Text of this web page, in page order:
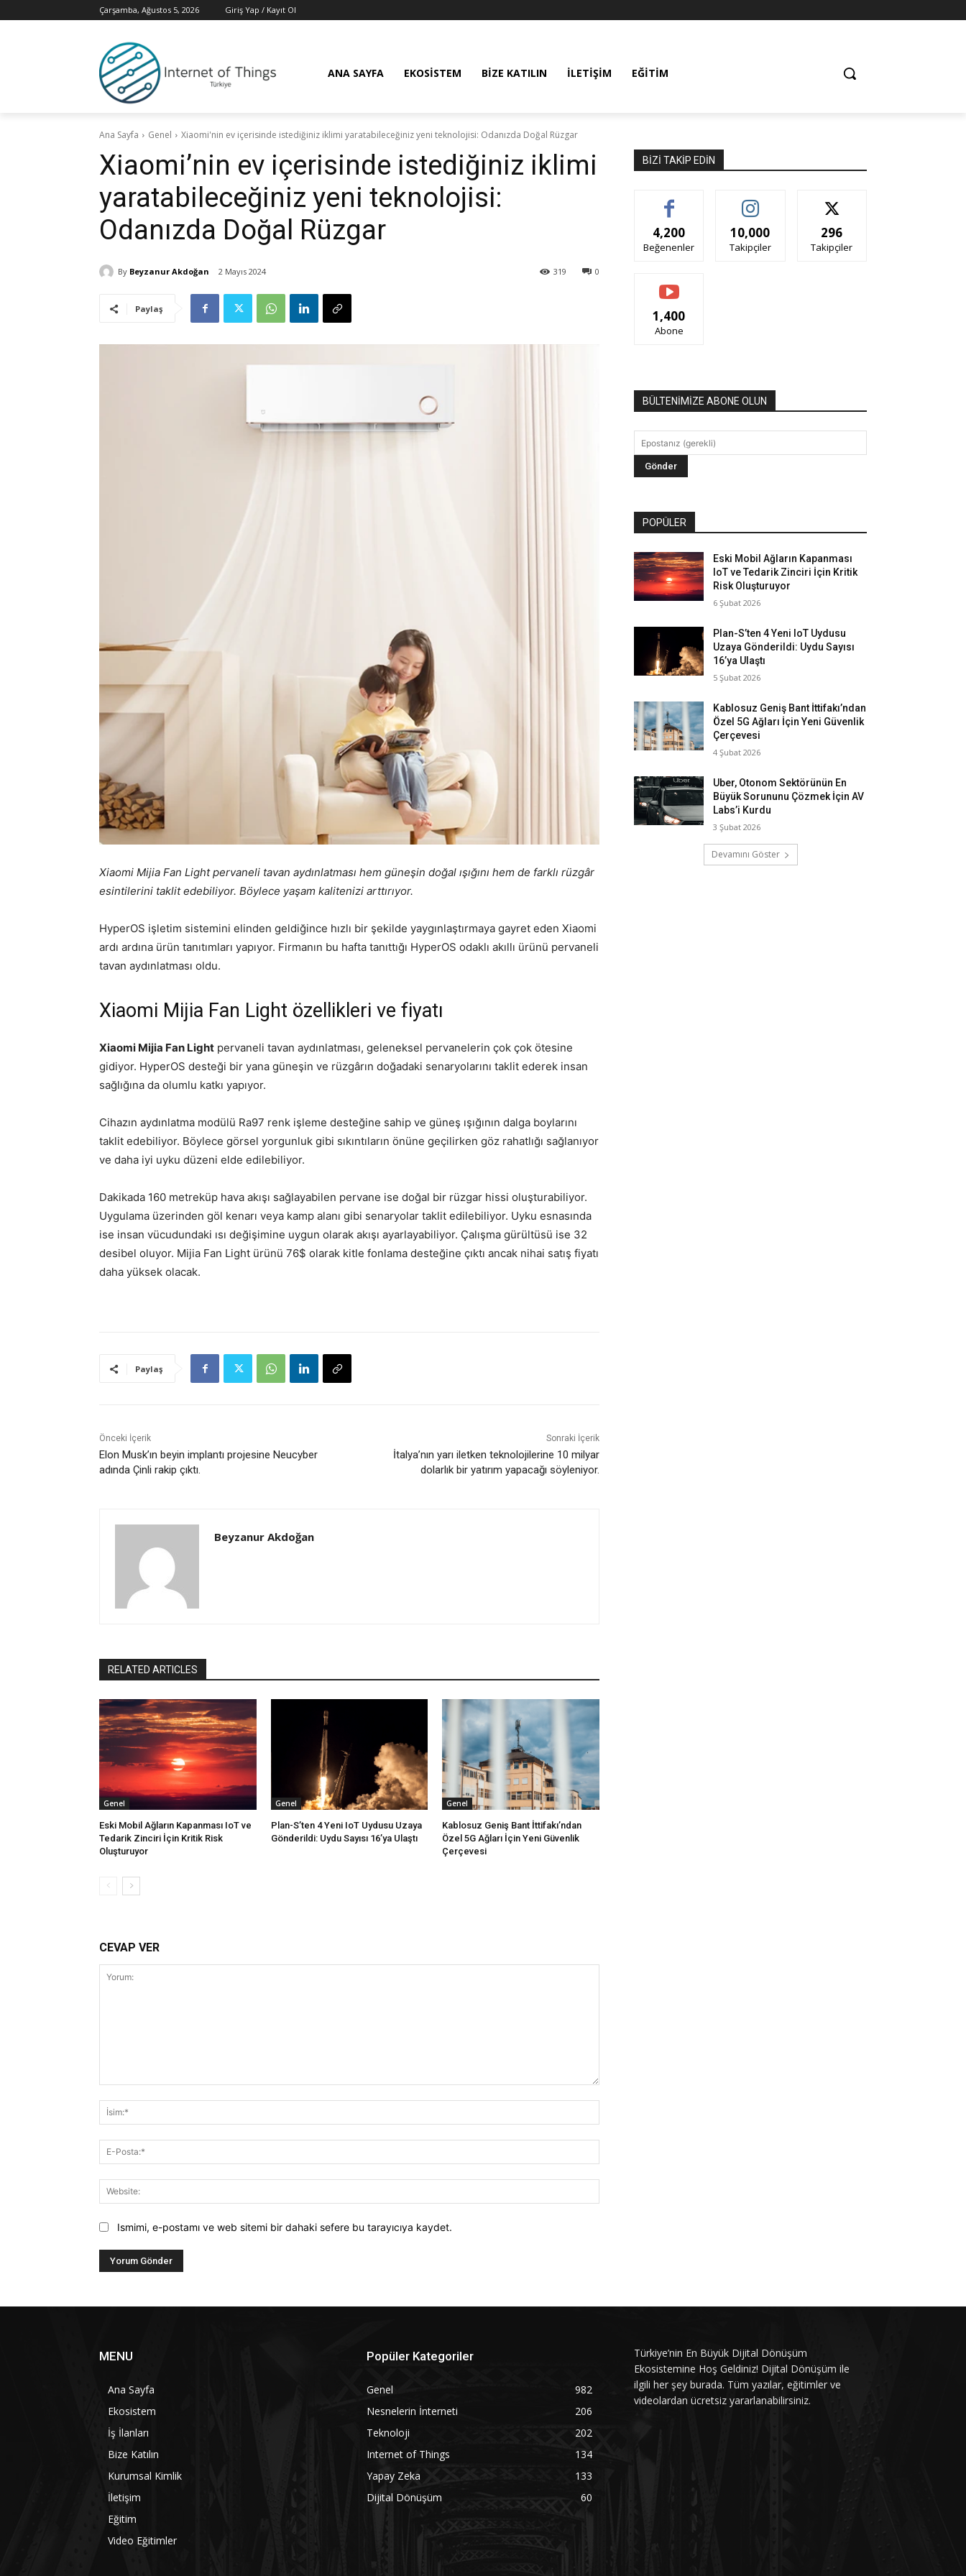
Çarşamba, Ağustos 5, 2026 Giriş Yap / Kayıt Ol
ANA SAYFA EKOSISTEM BIZE KATILIN İLETIŞIM EĞITIM
Ana Sayfa Genel Xiaomi'nin ev içerisinde istediğiniz iklimi yaratabileceğiniz yeni teknolojisi: Odanızda Doğal Rüzgar
Xiaomi’nin ev içerisinde istediğiniz iklimi
yaratabileceğiniz yeni teknolojisi:
Odanızda Doğal Rüzgar
By Beyzanur Akdoğan 2 Mayıs 2024 0
319
Paylaş
Xiaomi Mijia Fan Light pervaneli tavan aydınlatması hem güneşin doğal ışığını hem de farklı rüzgâr
esintilerini taklit edebiliyor. Böylece yaşam kalitenizi arttırıyor.
HyperOS işletim sistemini elinden geldiğince hızlı bir şekilde yaygınlaştırmaya gayret eden Xiaomi
ardı ardına ürün tanıtımları yapıyor. Firmanın bu hafta tanıttığı HyperOS odaklı akıllı ürünü pervaneli
tavan aydınlatması oldu.
Xiaomi Mijia Fan Light özellikleri ve fiyatı
Xiaomi Mijia Fan Light pervaneli tavan aydınlatması, geleneksel pervanelerin çok çok ötesine
gidiyor. HyperOS desteği bir yana güneşin ve rüzgârın doğadaki senaryolarını taklit ederek insan
sağlığına da olumlu katkı yapıyor.
Cihazın aydınlatma modülü Ra97 renk işleme desteğine sahip ve güneş ışığının dalga boylarını
taklit edebiliyor. Böylece görsel yorgunluk gibi sıkıntıların önüne geçilirken göz rahatlığı sağlanıyor
ve daha iyi uyku düzeni elde edilebiliyor.
Dakikada 160 metreküp hava akışı sağlayabilen pervane ise doğal bir rüzgar hissi oluşturabiliyor.
Uygulama üzerinden göl kenarı veya kamp alanı gibi senaryolar taklit edilebiliyor. Uyku esnasında
ise insan vücudundaki ısı değişimine uygun olarak akışı ayarlayabiliyor. Çalışma gürültüsü ise 32
desibel oluyor. Mijia Fan Light ürünü 76$ olarak kitle fonlama desteğine çıktı ancak nihai satış fiyatı
daha yüksek olacak.
Paylaş
Önceki İçerik
Elon Musk’ın beyin implantı projesine Neucyber
adında Çinli rakip çıktı.
Sonraki İçerik
İtalya’nın yarı iletken teknolojilerine 10 milyar
dolarlık bir yatırım yapacağı söyleniyor.
Beyzanur Akdoğan
RELATED ARTICLES
Genel
Eski Mobil Ağların Kapanması IoT ve
Tedarik Zinciri İçin Kritik Risk
Oluşturuyor
Genel
Plan-S’ten 4 Yeni IoT Uydusu Uzaya
Gönderildi: Uydu Sayısı 16’ya Ulaştı
Genel
Kablosuz Geniş Bant İttifakı’ndan
Özel 5G Ağları İçin Yeni Güvenlik
Çerçevesi
CEVAP VER
Posta:*
Ismimi, e-postamı ve web sitemi bir dahaki sefere bu tarayıcıya kaydet.
BIZI TAKIP EDIN
4,200
Beğenenler
10,000
Takipçiler
296
Takipçiler
1,400
Abone
BÜLTENİMİZE ABONE OLUN
POPÜLER
Eski Mobil Ağların Kapanması
IoT ve Tedarik Zinciri İçin Kritik
Risk Oluşturuyor
6 Şubat 2026
Plan-S’ten 4 Yeni IoT Uydusu
Uzaya Gönderildi: Uydu Sayısı
16’ya Ulaştı
5 Şubat 2026
Kablosuz Geniş Bant İttifakı’ndan
Özel 5G Ağları İçin Yeni Güvenlik
Çerçevesi
4 Şubat 2026
Uber, Otonom Sektörünün En
Büyük Sorununu Çözmek İçin AV
Labs’i Kurdu
3 Şubat 2026
Devamını Göster
MENU
Ana Sayfa
Ekosistem
İş İlanları
Bize Katılın
Kurumsal Kimlik
İletişim
Eğitim
Video Eğitimler
Popüler Kategoriler
Genel
982
Nesnelerin İnterneti
206
Teknoloji
202
Internet of Things
134
Yapay Zeka
133
Dijital Dönüşüm
60
Türkiye’nin En Büyük Dijital Dönüşüm
Ekosistemine Hoş Geldiniz! Dijital Dönüşüm ile
ilgili her şey burada. Tüm yazılar, eğitimler ve
videolardan ücretsiz yararlanabilirsiniz.